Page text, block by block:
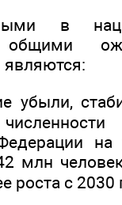
в
общими
являются:
убыли,
на
млн
роста с 2030